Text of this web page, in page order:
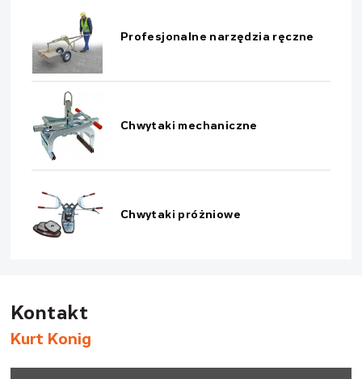
Profesjonalne narzędzia ręczne
Chwytaki mechaniczne
Chwytaki próżniowe
Kontakt
Kurt Konig